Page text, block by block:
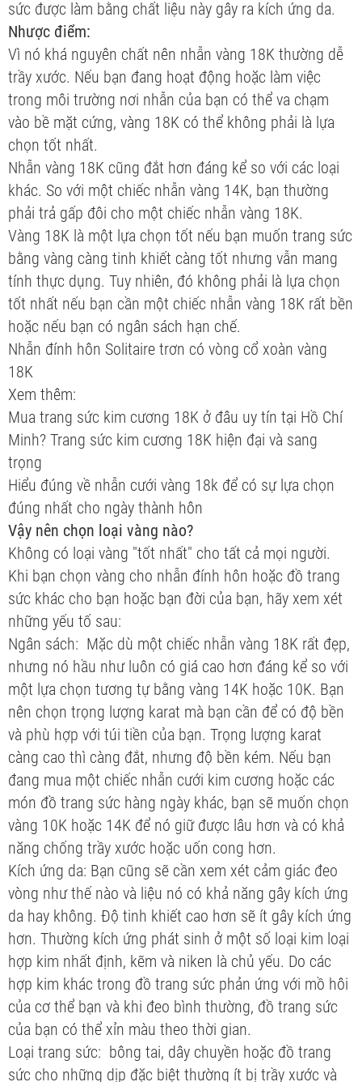
sức được làm bằng chất liệu này gây ra kích ứng da.
Nhược điểm:
Vì nó khá nguyên chất nên nhẫn vàng 18K thường dễ
trầy xước. Nếu bạn đang hoạt động hoặc làm việc
trong môi trường nơi nhẫn của bạn có thể va chạm
vào bề mặt cứng, vàng 18K có thể không phải là lựa
chọn tốt nhất.
Nhẫn vàng 18K cũng đắt hơn đáng kể so với các loại
khác. So với một chiếc nhẫn vàng 14K, bạn thường
phải trả gấp đôi cho một chiếc nhẫn vàng 18K.
Vàng 18K là một lựa chọn tốt nếu bạn muốn trang sức
bằng vàng càng tinh khiết càng tốt nhưng vẫn mang
tính thực dụng. Tuy nhiên, đó không phải là lựa chọn
tốt nhất nếu bạn cần một chiếc nhẫn vàng 18K rất bền
hoặc nếu bạn có ngân sách hạn chế.
Nhẫn đính hôn Solitaire trơn có vòng cổ xoàn vàng
18K
Xem thêm:
Mua trang sức kim cương 18K ở đâu uy tín tại Hồ Chí
Minh? Trang sức kim cương 18K hiện đại và sang
trọng
Hiểu đúng về nhẫn cưới vàng 18k để có sự lựa chọn
đúng nhất cho ngày thành hôn
Vậy nên chọn loại vàng nào?
Không có loại vàng "tốt nhất" cho tất cả mọi người.
Khi bạn chọn vàng cho nhẫn đính hôn hoặc đồ trang
sức khác cho bạn hoặc bạn đời của bạn, hãy xem xét
những yếu tố sau:
Ngân sách: Mặc dù một chiếc nhẫn vàng 18K rất đẹp,
nhưng nó hầu như luôn có giá cao hơn đáng kể so với
một lựa chọn tương tự bằng vàng 14K hoặc 10K. Bạn
nên chọn trọng lượng karat mà bạn cần để có độ bền
và phù hợp với túi tiền của bạn. Trọng lượng karat
càng cao thì càng đắt, nhưng độ bền kém. Nếu bạn
đang mua một chiếc nhẫn cưới kim cương hoặc các
món đồ trang sức hàng ngày khác, bạn sẽ muốn chọn
vàng 10K hoặc 14K để nó giữ được lâu hơn và có khả
năng chống trầy xước hoặc uốn cong hơn.
Kích ứng da: Bạn cũng sẽ cần xem xét cảm giác đeo
vòng như thế nào và liệu nó có khả năng gây kích ứng
da hay không. Độ tinh khiết cao hơn sẽ ít gây kích ứng
hơn. Thường kích ứng phát sinh ở một số loại kim loại
hợp kim nhất định, kẽm và niken là chủ yếu. Do các
hợp kim khác trong đồ trang sức phản ứng với mồ hôi
của cơ thể bạn và khi đeo bình thường, đồ trang sức
của bạn có thể xỉn màu theo thời gian.
Loại trang sức: bông tai, dây chuyền hoặc đồ trang
sức cho những dịp đặc biệt thường ít bị trầy xước và